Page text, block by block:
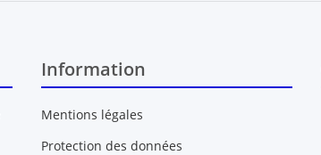
Information
Mentions légales
Protection des données